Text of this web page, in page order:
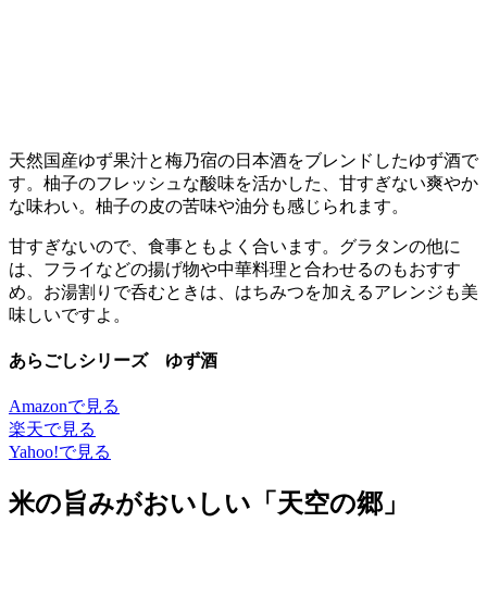
天然国産ゆず果汁と梅乃宿の日本酒をブレンドしたゆず酒で
す。柚子のフレッシュな酸味を活かした、甘すぎない爽やか
な味わい。柚子の皮の苦味や油分も感じられます。
甘すぎないので、食事ともよく合います。グラタンの他に
は、フライなどの揚げ物や中華料理と合わせるのもおすす
め。お湯割りで呑むときは、はちみつを加えるアレンジも美
味しいですよ。
あらごしシリーズ ゆず酒
Amazonで見る
楽天で見る
Yahoo!で見る
米の旨みがおいしい「天空の郷」